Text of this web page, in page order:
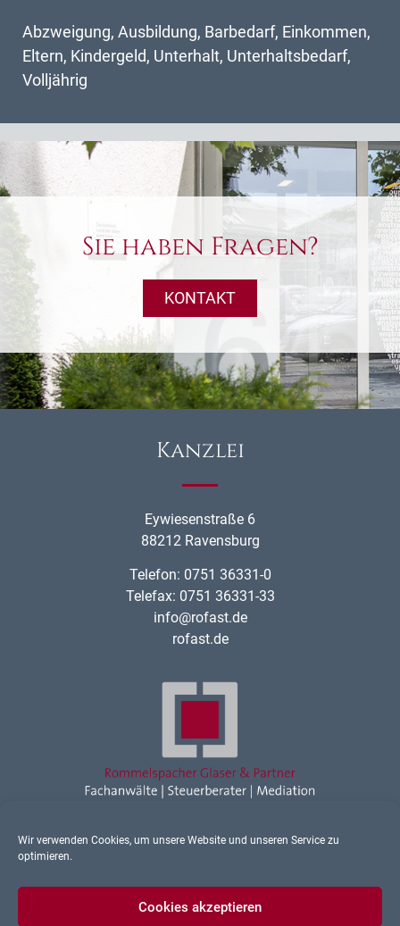
Wir verwenden Cookies, um unsere Website und unseren Service zu
optimieren.
Cookies akzeptieren
Abzweigung, Ausbildung, Barbedarf, Einkommen,
Eltern, Kindergeld, Unterhalt, Unterhaltsbedarf,
Volljährig
Sie haben Fragen?
KONTAKT
Kanzlei
Eywiesenstraße 6
88212 Ravensburg
Telefon: 0751 36331-0
Telefax: 0751 36331-33
info@rofast.de
rofast.de
Rechtsanwalt Ravensburg
Sonstiges